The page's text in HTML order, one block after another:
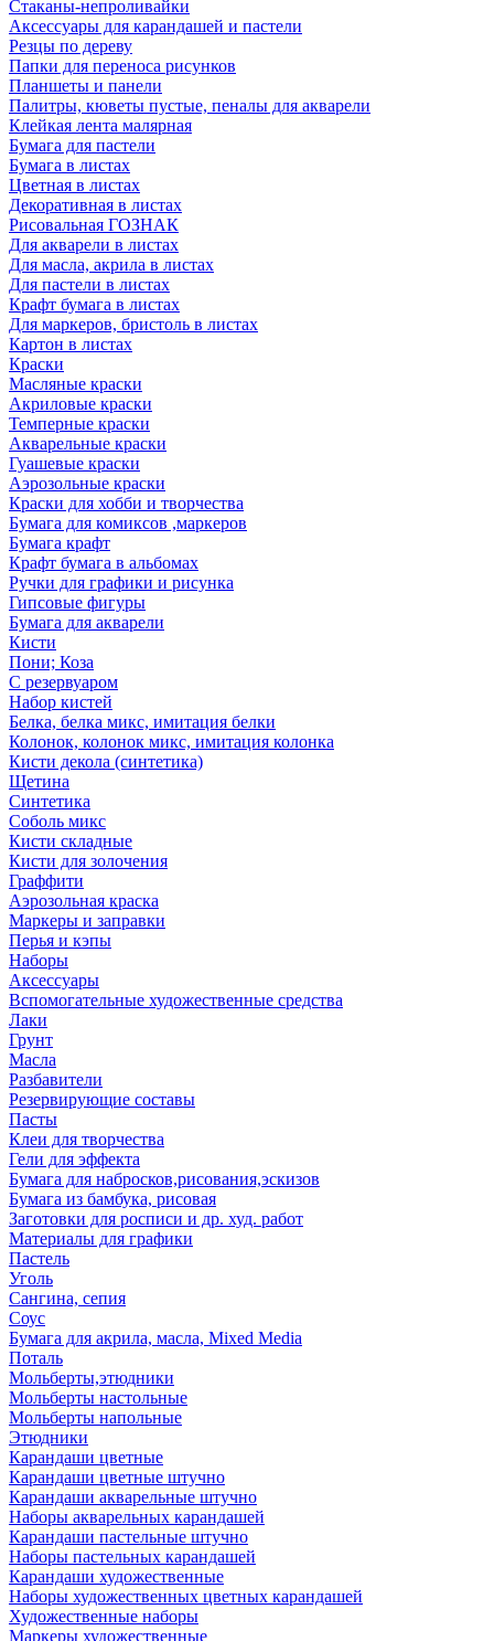
Стаканы-непроливайки
Аксессуары для карандашей и пастели
Резцы по дереву
Папки для переноса рисунков
Планшеты и панели
Палитры, кюветы пустые, пеналы для акварели
Клейкая лента малярная
Бумага для пастели
Бумага в листах
Цветная в листах
Декоративная в листах
Рисовальная ГОЗНАК
Для акварели в листах
Для масла, акрила в листах
Для пастели в листах
Крафт бумага в листах
Для маркеров, бристоль в листах
Картон в листах
Краски
Масляные краски
Акриловые краски
Темперные краски
Акварельные краски
Гуашевые краски
Аэрозольные краски
Краски для хобби и творчества
Бумага для комиксов ,маркеров
Бумага крафт
Крафт бумага в альбомах
Ручки для графики и рисунка
Гипсовые фигуры
Бумага для акварели
Кисти
Пони; Коза
С резервуаром
Набор кистей
Белка, белка микс, имитация белки
Колонок, колонок микс, имитация колонка
Кисти декола (синтетика)
Щетина
Синтетика
Соболь микс
Кисти складные
Кисти для золочения
Граффити
Аэрозольная краска
Маркеры и заправки
Перья и кэпы
Наборы
Аксессуары
Вспомогательные художественные средства
Лаки
Грунт
Масла
Разбавители
Резервирующие составы
Пасты
Клеи для творчества
Гели для эффекта
Бумага для набросков,рисования,эскизов
Бумага из бамбука, рисовая
Заготовки для росписи и др. худ. работ
Материалы для графики
Пастель
Уголь
Сангина, сепия
Соус
Бумага для акрила, масла, Mixed Media
Поталь
Мольберты,этюдники
Мольберты настольные
Мольберты напольные
Этюдники
Карандаши цветные
Карандаши цветные штучно
Карандаши акварельные штучно
Наборы акварельных карандашей
Карандаши пастельные штучно
Наборы пастельных карандашей
Карандаши художественные
Наборы художественных цветных карандашей
Художественные наборы
Маркеры художественные